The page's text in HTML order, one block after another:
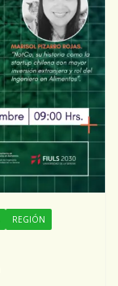
REGIÓN